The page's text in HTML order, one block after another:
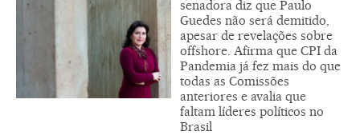
senadora diz que Paulo
Guedes não será demitido,
apesar de revelações sobre
offshore. Afirma que CPI da
Pandemia já fez mais do que
todas as Comissões
anteriores e avalia que
faltam líderes políticos no
Brasil